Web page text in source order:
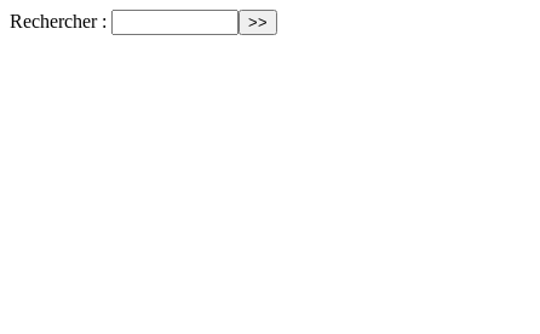
Rechercher :